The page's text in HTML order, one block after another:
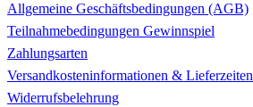
Allgemeine Geschäftsbedingungen (AGB)
Teilnahmebedingungen Gewinnspiel
Zahlungsarten
Versandkosteninformationen & Lieferzeiten
Widerrufsbelehrung